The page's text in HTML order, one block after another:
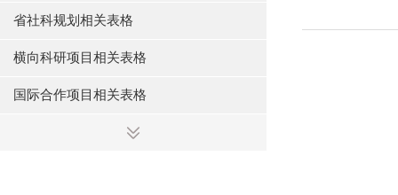
省社科规划相关表格
横向科研项目相关表格
国际合作项目相关表格
其他科研项目相关表格